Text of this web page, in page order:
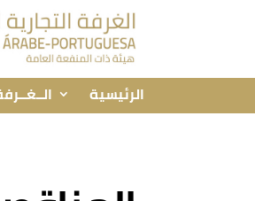
الرئيسية